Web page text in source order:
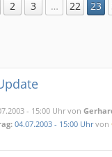
2 3 … 22 23
- 15:00 Uhr von
04.07.2003 - 15:00 Uhrvon